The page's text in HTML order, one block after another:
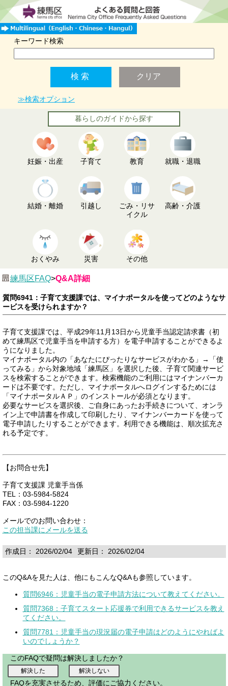
キーワード検索
≫検索オプション
暮らしのガイドから探す
妊娠・出産 子育て 教育 就職・退職
結婚・離婚 引越し
ごみ・リサ
イクル
高齢・介護
おくやみ 災害 その他
練馬区FAQ>Q&A詳細
質問6941：子育て支援課では、マイナポータルを使ってどのようなサ
ービスを受けられますか？
子育て支援課では、平成29年11月13日から児童手当認定請求書（初
めて練馬区で児童手当を申請する方）を電子申請することができるよ
うになりました。
マイナポータル内の「あなたにぴったりなサービスがわかる」→「使
ってみる」から対象地域「練馬区」を選択した後、子育て関連サービ
スを検索することができます。検索機能のご利用にはマイナンバーカ
ードは不要です。ただし、マイナポータルへログインするためには
「マイナポータルＡＰ」のインストールが必須となります。
必要なサービスを選択後、ご自身にあったお手続きについて、オンラ
イン上で申請書を作成して印刷したり、マイナンバーカードを使って
電子申請したりすることができます。利用できる機能は、順次拡充さ
れる予定です。
【お問合せ先】
子育て支援課 児童手当係
TEL：03-5984-5824
FAX：03-5984-1220
メールでのお問い合わせ：
この担当課にメールを送る
作成日： 2026/02/04 更新日： 2026/02/04
このQ&Aを見た人は、他にもこんなQ&Aも参照しています。
質問6946：児童手当の電子申請方法について教えてください。
質問7368：子育てスタート応援券で利用できるサービスを教え
てください。
質問7781：児童手当の現況届の電子申請はどのようにやればよ
いのでしょうか？
このFAQで疑問は解決しましたか？
FAQを充実させるため、評価にご協力ください。